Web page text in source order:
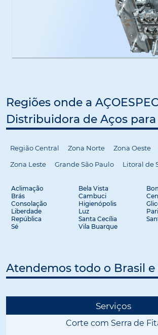
Regiões onde a
Distribuidora de Aços para
Região Central Zona Norte Zona Oeste
Zona Leste
Grande São Paulo Litoral de
Aclimação Bela Vista
Brás
Cambuci
Consolação
Higienópolis
Liberdade
Luz
Pari
República
Santa Cecília
Sé
Vila Buarque
Atendemos todo o Brasil e
Serviços
Corte com Serra de